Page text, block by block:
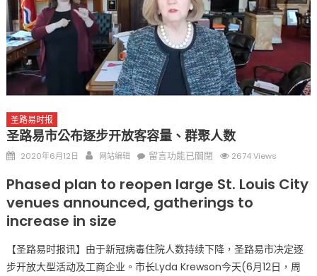
筝声与琴韵交汇：刘励(Li Statler)与钢琴家Darek演绎一场古筝
与钢琴的精彩对话
圣路易时报
圣路易市公布逐步开放客容量、群聚人数
Posted
2020年6月12日 Author
网站编辑
在
路
易
布
逐
留言功能已關閉 2674 Views
Phased plan to reopen large St. Louis City
venues announced, gatherings to
increase in size
【圣路易时报讯】由于新冠病毒住院人数持续下降，圣路易市决定逐
步开放大型活动及工商企业。市长Lyda Krewson今天(6月12日，周